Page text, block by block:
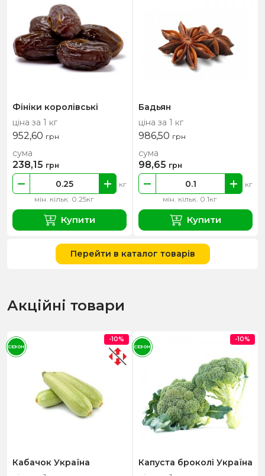
Фініки королівські
ціна за 1 кг
952,60 грн
мін. кільк. 0.25кг
кг
сума
238,15 грн
Купити
Бадьян
ціна за 1 кг
986,50 грн
мін. кільк. 0.1кг
кг
сума
98,65 грн
Купити
Перейти в каталог товарів
Акційні товари
Кабачок Україна
-10%
СЕЗОН
Капуста броколі Україна
-10%
СЕЗОН